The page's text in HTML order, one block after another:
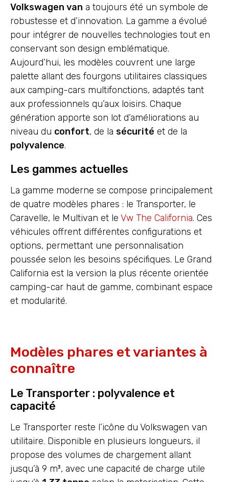
Volkswagen van a toujours été un symbole de
robustesse et d’innovation. La gamme a évolué
pour intégrer de nouvelles technologies tout en
conservant son design emblématique.
Aujourd’hui, les modèles couvrent une large
palette allant des fourgons utilitaires classiques
aux camping-cars multifonctions, adaptés tant
aux professionnels qu’aux loisirs. Chaque
génération apporte son lot d’améliorations au
niveau du confort, de la sécurité et de la
polyvalence.
Les gammes actuelles
La gamme moderne se compose principalement
de quatre modèles phares : le Transporter, le
Caravelle, le Multivan et le Vw The California. Ces
véhicules offrent différentes configurations et
options, permettant une personnalisation
poussée selon les besoins spécifiques. Le Grand
California est la version la plus récente orientée
camping-car haut de gamme, combinant espace
et modularité.
Modèles phares et variantes à
connaître
Le Transporter : polyvalence et
capacité
Le Transporter reste l’icône du Volkswagen van
utilitaire. Disponible en plusieurs longueurs, il
propose des volumes de chargement allant
jusqu’à 9 m³, avec une capacité de charge utile